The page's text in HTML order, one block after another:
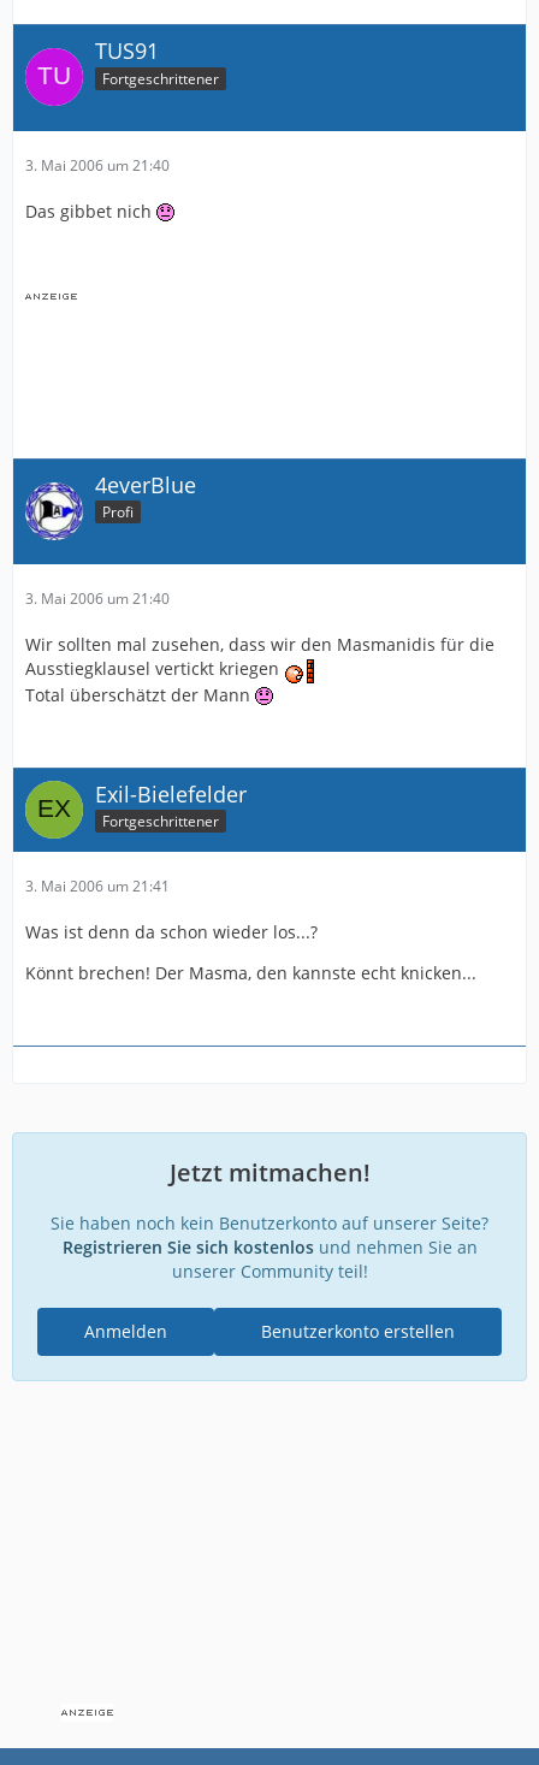
TUS91
Fortgeschrittener
3. Mai 2006 um 21:40
Das gibbet nich
4everBlue
Profi
3. Mai 2006 um 21:40
Wir sollten mal zusehen, dass wir den Masmanidis für die
Ausstiegklausel vertickt kriegen
Total überschätzt der Mann
Exil-Bielefelder
Fortgeschrittener
3. Mai 2006 um 21:41
Was ist denn da schon wieder los...?
Könnt brechen! Der Masma, den kannste echt knicken...
Jetzt mitmachen!
Sie haben noch kein Benutzerkonto auf unserer Seite?
Registrieren Sie sich kostenlosund nehmen Sie an
unserer Community teil!
Benutzerkonto erstellen
Anmelden